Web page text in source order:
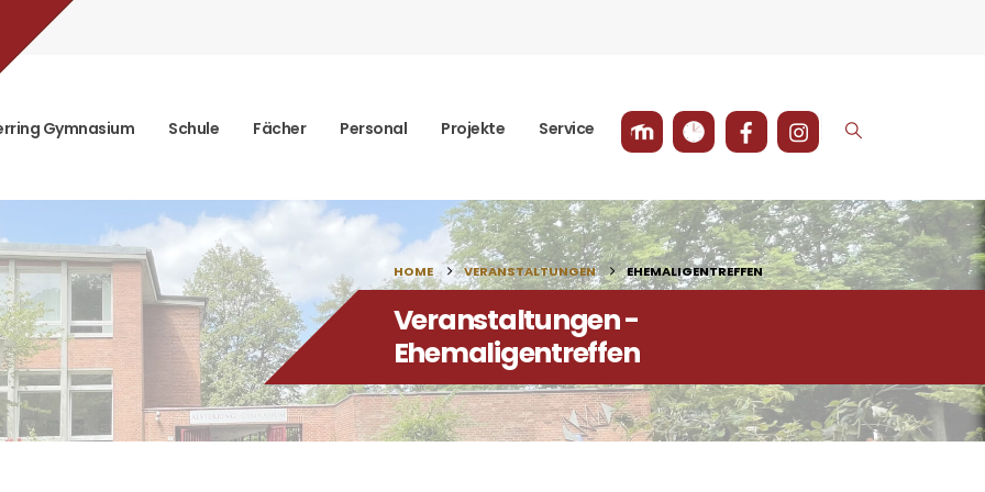
Gymnasium Schule Fächer Personal Projekte Service
HOME VERANSTALTUNGEN EHEMALIGENTREFFEN
Veranstaltungen -
Ehemaligentreffen